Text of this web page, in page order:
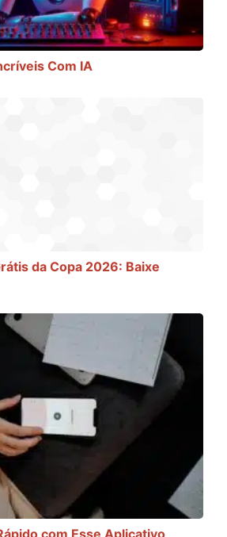
Com IA
da Copa 2026: Baixe
com Esse Aplicativo